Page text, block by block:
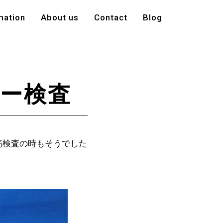
About us Contact Blog
検査
査の時もそうでした